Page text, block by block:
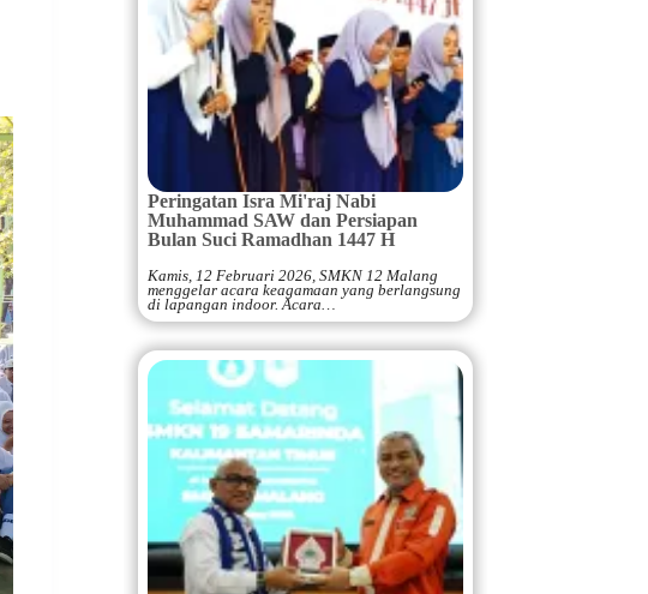
Peringatan Isra Mi'raj Nabi
Muhammad SAW dan Persiapan
Bulan Suci Ramadhan 1447 H
Kamis, 12 Februari 2026, SMKN 12 Malang
menggelar acara keagamaan yang berlangsung
di lapangan indoor. Acara…